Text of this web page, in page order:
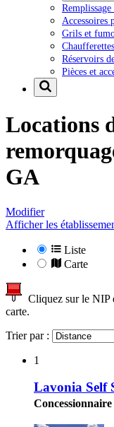
Accessoires
Grils et
Réservoirs
Pièces et
Locations
GA
Modifier
Afficher les
Liste
Carte
Cliquez sur le NIP
carte.
Trier par :
1
Lavonia Self